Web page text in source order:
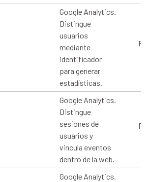
Google Analytics.
Distingue
usuarios
mediante
identificador
para generar
estadísticas.
Google Analytics.
Distingue
sesiones de
usuarios y
vincula eventos
dentro de la web.
Google Analytics.